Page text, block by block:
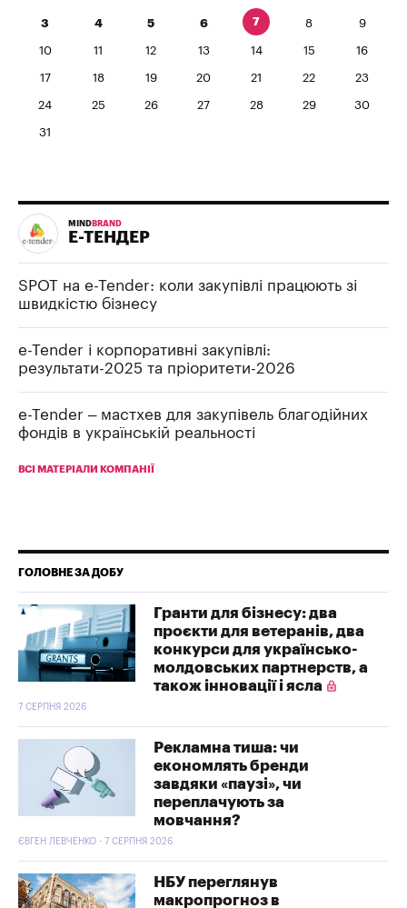
3 4 5 6 7 8 9
10 11 12 13 14 15 16
17 18 19 20 21 22 23
24 25 26 27 28 29 30
31
MIND BRAND
Е-ТЕНДЕР
SPOT на e-Tender: коли закупівлі працюють зі
швидкістю бізнесу
e-Tender і корпоративні закупівлі:
результати-2025 та пріоритети-2026
e-Tender – мастхев для закупівель благодійних
фондів в українській реальності
ВСІ МАТЕРІАЛИ КОМПАНІЇ
ГОЛОВНЕ ЗА ДОБУ
Гранти для бізнесу: два
проєкти для ветеранів, два
конкурси для українсько-
молдовських партнерств, а
також інновації і ясла
7 СЕРПНЯ 2026
Рекламна тиша: чи
економлять бренди
завдяки «паузі», чи
переплачують за
мовчання?
ЄВГЕН ЛЕВЧЕНКО - 7 СЕРПНЯ 2026
НБУ переглянув
макропрогноз в